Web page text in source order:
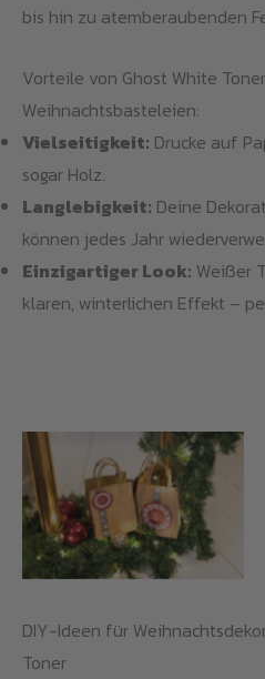
bis hin zu atemberaubenden
Vorteile von Ghost White
Weihnachtsbasteleien:
Vielseitigkeit: Drucke auf
sogar Holz.
Langlebigkeit: Deine
können jedes Jahr
Einzigartiger Look: Weißer
klaren, winterlichen Effekt –
DIY-Ideen für
Toner